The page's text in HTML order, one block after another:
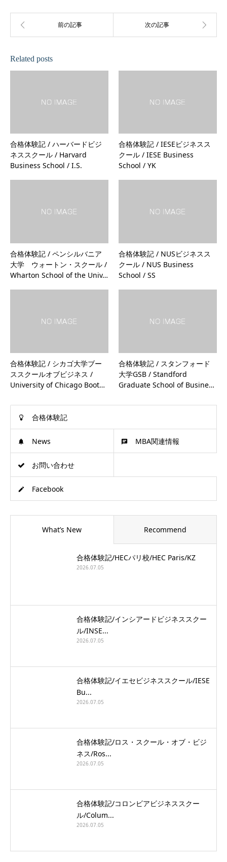
Related posts
合格体験記 / ハーバードビジ
ネススクール / Harvard
Business School / I.S.
合格体験記 / IESEビジネスス
クール / IESE Business
School / YK
合格体験記 / ペンシルバニア
大学 ウォートン・スクール /
Wharton School of the Univ…
合格体験記 / NUSビジネスス
クール / NUS Business
School / SS
合格体験記 / シカゴ大学ブー
ススクールオブビジネス /
University of Chicago Boot…
合格体験記 / スタンフォード
大学GSB / Standford
Graduate School of Busine…
合格体験記
News MBA関連情報
お問い合わせ
Facebook
What’s New Recommend
合格体験記/HECパリ校/HEC Paris/KZ
2026.07.05
合格体験記/インシアードビジネススクー
ル/INSE...
2026.07.05
合格体験記/イエセビジネススクール/IESE
Bu...
2026.07.05
合格体験記/ロス・スクール・オブ・ビジ
ネス/Ros...
2026.07.05
合格体験記/コロンビアビジネススクー
ル/Colum...
2026.07.05